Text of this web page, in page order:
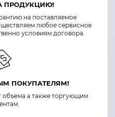
ПРОДУКЦИЮ!
на поставляемое
любое сервисное
условиям договора.
ПОКУПАТЕЛЯМ!
объема а также торгующим